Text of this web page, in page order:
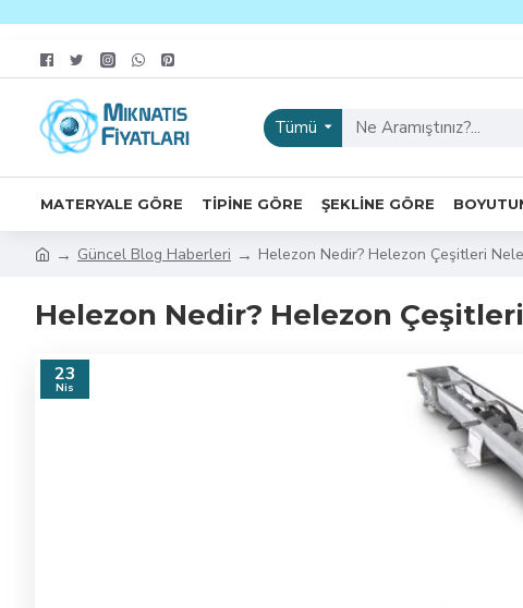
Tümü
MATERYALE GÖRE TIPINE GÖRE ŞEKLINE GÖRE
Güncel Blog Haberleri Helezon Nedir? Helezon Çeşitleri
Helezon Nedir? Helezon
23
Nis